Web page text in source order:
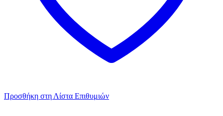
Προσθήκη στη Λίστα Επιθυμιών